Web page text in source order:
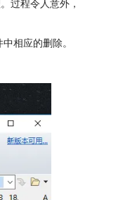
过程令人意外，
相应的删除。